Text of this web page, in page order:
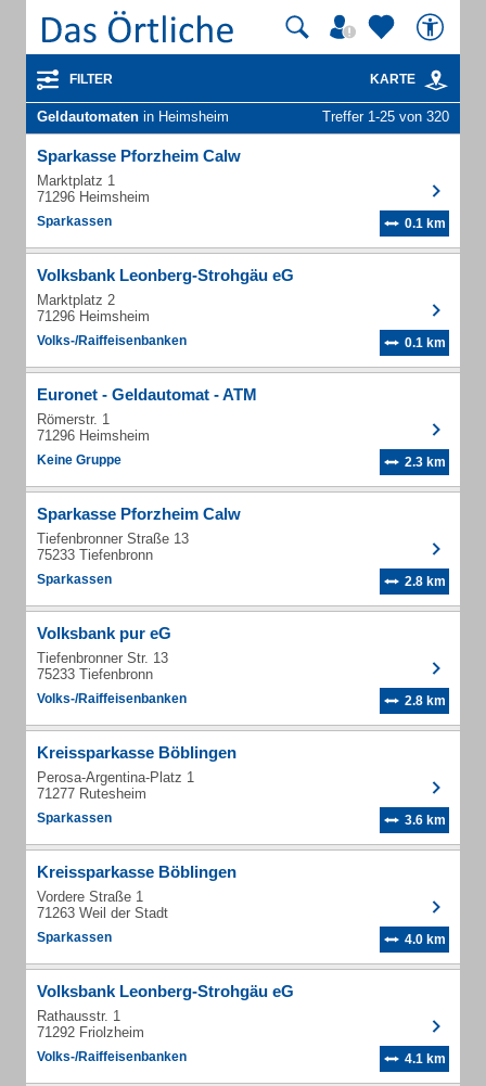
FILTER KARTE
Geldautomaten in Heimsheim Treffer 1-25 von 320
Sparkasse Pforzheim Calw
Marktplatz 1
71296 Heimsheim
Sparkassen 0.1 km
Volksbank Leonberg-Strohgäu eG
Marktplatz 2
71296 Heimsheim
Volks-/Raiffeisenbanken 0.1 km
Euronet - Geldautomat - ATM
Römerstr. 1
71296 Heimsheim
Keine Gruppe 2.3 km
Sparkasse Pforzheim Calw
Tiefenbronner Straße 13
75233 Tiefenbronn
Sparkassen 2.8 km
Volksbank pur eG
Tiefenbronner Str. 13
75233 Tiefenbronn
Volks-/Raiffeisenbanken 2.8 km
Kreissparkasse Böblingen
Perosa-Argentina-Platz 1
71277 Rutesheim
Sparkassen 3.6 km
Kreissparkasse Böblingen
Vordere Straße 1
71263 Weil der Stadt
Sparkassen 4.0 km
Volksbank Leonberg-Strohgäu eG
Rathausstr. 1
71292 Friolzheim
Volks-/Raiffeisenbanken 4.1 km